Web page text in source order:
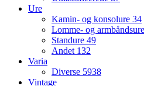
Ure
Kamin- og konsolure 34
Lomme- og armbåndsure
Standure 49
Andet 132
Varia
Diverse 5938
Vintage